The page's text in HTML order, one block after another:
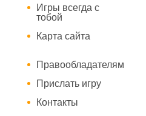
Игры всегда с
тобой
Карта сайта
Правообладателям
Прислать игру
Контакты